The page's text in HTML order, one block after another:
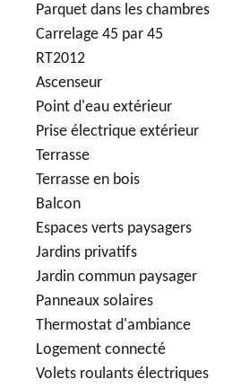
Parquet dans les chambres
Carrelage 45 par 45
RT2012
Ascenseur
Point d'eau extérieur
Prise électrique extérieur
Terrasse
Terrasse en bois
Balcon
Espaces verts paysagers
Jardins privatifs
Jardin commun paysager
Panneaux solaires
Thermostat d'ambiance
Logement connecté
Volets roulants électriques